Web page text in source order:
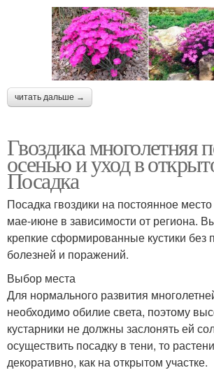
читать дальше →
Гвоздика многолетняя
осенью и уход в
Посадка
Посадка гвоздики на постоянное
мае-июне в зависимости от региона.
крепкие сформированные кустики без
болезней и поражений.
Выбор места
Для нормального развития
необходимо обилие света, поэтому
кустарники не должны заслонять ей
осуществить посадку в тени, то
декоративно, как на открытом участке.